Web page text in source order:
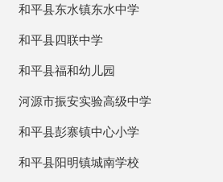
和平县东水镇东水中学
和平县四联中学
和平县福和幼儿园
河源市振安实验高级中学
和平县彭寨镇中心小学
和平县阳明镇城南学校